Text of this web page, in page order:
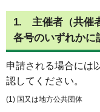
1. 主催者（共催
各号のいずれかに
申請される場合には
認してください。
(1) 国又は地方公共団体